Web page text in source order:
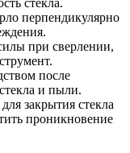
стекла.
перпендикулярно
при сверлении,
после
и пыли.
закрытия стекла
проникновение